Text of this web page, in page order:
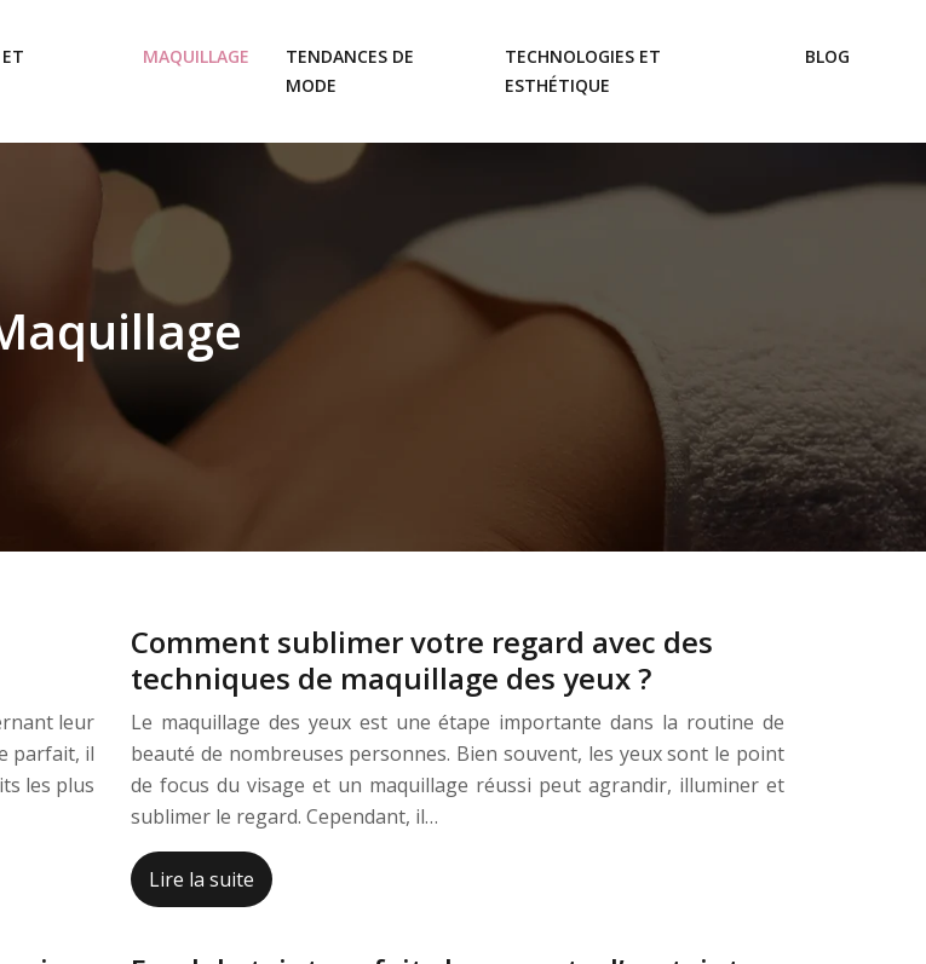
MAQUILLAGE
TENDANCES DE
MODE
TECHNOLOGIES ET
ESTHÉTIQUE
BLOG
leur
parfait, il
les plus
Comment sublimer votre regard avec des
techniques de maquillage des yeux ?
Le maquillage des yeux est une étape importante dans la routine de
beauté de nombreuses personnes. Bien souvent, les yeux sont le point
de focus du visage et un maquillage réussi peut agrandir, illuminer et
sublimer le regard. Cependant, il…
Lire la suite